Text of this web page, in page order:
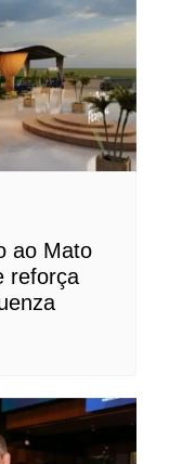
ao Mato
reforça